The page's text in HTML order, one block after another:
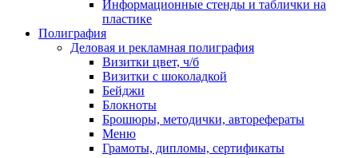
Информационные стенды и таблички на
пластике
Полиграфия
Деловая и рекламная полиграфия
Визитки цвет, ч/б
Визитки с шоколадкой
Бейджи
Блокноты
Брошюры, методички, авторефераты
Меню
Грамоты, дипломы, сертификаты